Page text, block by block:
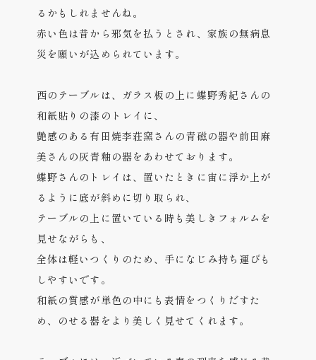
るかもしれませんね。
赤い色は昔から邪気を払うとされ、家族の無病息
災を願いが込められています。
西のテーブルは、ガラス板の上に蝶野秀紀さんの
和紙貼りの漆のトレイに、
艶感のある有田焼李荘窯さんの青磁の器や前田麻
美さんの灰青釉の器をあわせております。
蝶野さんのトレイは、置いたときに宙に浮か上が
るように底が斜めに切り取られ、
テーブルの上に置いている時も美しきフォルムを
見せながらも、
全体は軽いつくりのため、手になじみ持ち運びも
しやすいです。
和紙の質感が単色の中にも表情をつくりだすた
め、のせる器をより美しく見せてくれます。